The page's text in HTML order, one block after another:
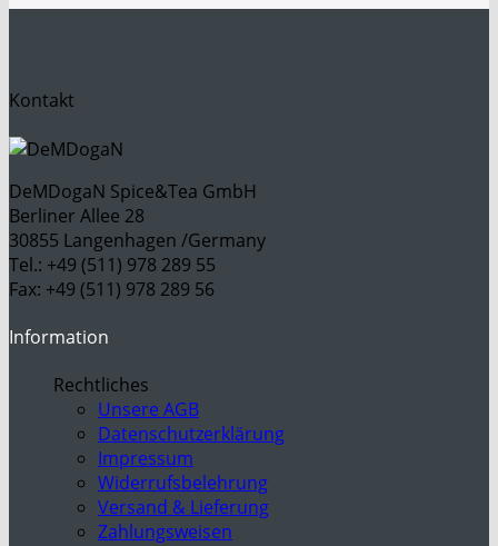
Kontakt
DeMDogaN Spice&Tea GmbH
Berliner Allee 28
30855 Langenhagen /Germany
Tel.: +49 (511) 978 289 55
Fax: +49 (511) 978 289 56
Information
Rechtliches
Unsere AGB
Datenschutzerklärung
Impressum
Widerrufsbelehrung
Versand & Lieferung
Zahlungsweisen